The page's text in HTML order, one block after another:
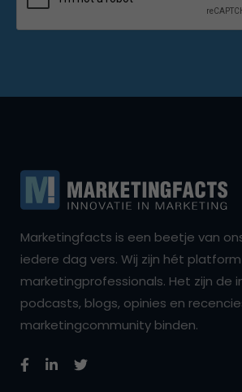
Marketingfacts is een beetje van
iedere dag vers. Wij zijn hét
marketingprofessionals. Het zijn de
podcasts, blogs, opinies en
marketingcommunity binden.